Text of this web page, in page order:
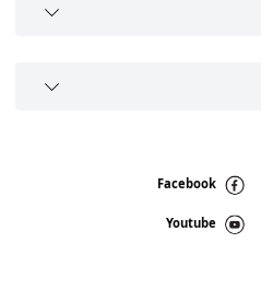
Facebook
Youtube